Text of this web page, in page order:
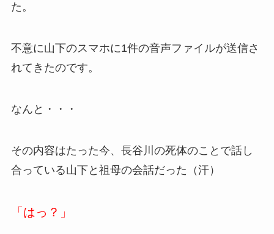
た。
不意に山下のスマホに1件の音声ファイルが送信さ
れてきたのです。
なんと・・・
その内容はたった今、長谷川の死体のことで話し
合っている山下と祖母の会話だった（汗）
「はっ？」